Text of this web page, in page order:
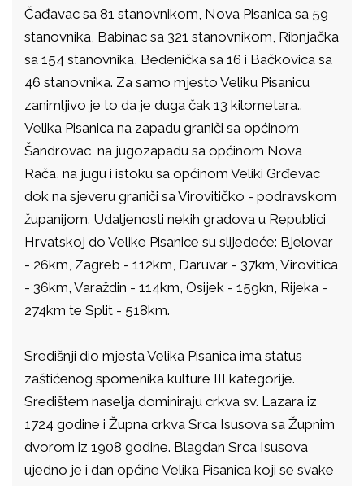
Čađavac sa 81 stanovnikom, Nova Pisanica sa 59
stanovnika, Babinac sa 321 stanovnikom, Ribnjačka
sa 154 stanovnika, Bedenička sa 16 i Bačkovica sa
46 stanovnika. Za samo mjesto Veliku Pisanicu
zanimljivo je to da je duga čak 13 kilometara..
Velika Pisanica na zapadu graniči sa općinom
Šandrovac, na jugozapadu sa općinom Nova
Rača, na jugu i istoku sa općinom Veliki Grđevac
dok na sjeveru graniči sa Virovitičko - podravskom
županijom. Udaljenosti nekih gradova u Republici
Hrvatskoj do Velike Pisanice su slijedeće: Bjelovar
- 26km, Zagreb - 112km, Daruvar - 37km, Virovitica
- 36km, Varaždin - 114km, Osijek - 159kn, Rijeka -
274km te Split - 518km.
Središnji dio mjesta Velika Pisanica ima status
zaštićenog spomenika kulture III kategorije.
Središtem naselja dominiraju crkva sv. Lazara iz
1724 godine i Župna crkva Srca Isusova sa Župnim
dvorom iz 1908 godine. Blagdan Srca Isusova
ujedno je i dan općine Velika Pisanica koji se svake